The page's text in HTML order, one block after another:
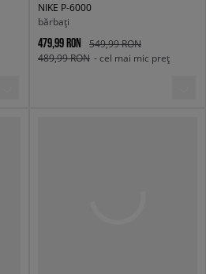
NIKE P-6000
bărbați
479,99 RON
549,99 RON
489,99 RON - cel mai mic preț